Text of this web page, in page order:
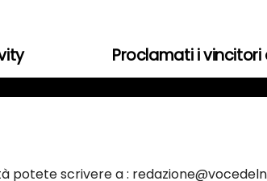
Proclamati i vincitori
potete scrivere a :